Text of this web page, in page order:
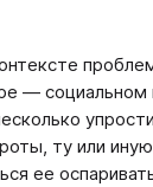
— социальном
ту или
ее